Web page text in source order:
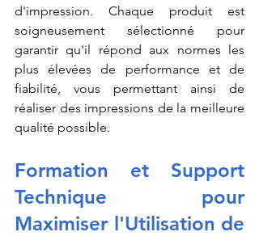
d'impression. Chaque produit est
soigneusement sélectionné pour
garantir qu'il répond aux normes les
plus élevées de performance et de
fiabilité, vous permettant ainsi de
réaliser des impressions de la meilleure
qualité possible.
Formation et Support
Technique pour
Maximiser l'Utilisation de